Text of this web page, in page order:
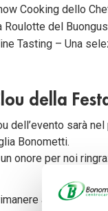
Cooking dello
Roulotte del
Tasting – Una
della
dell’evento sarà
Bonometti.
onore per noi
aggiornati,